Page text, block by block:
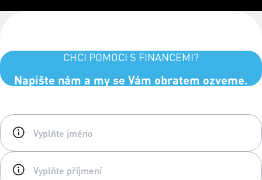
CHCI POMOCI S FINANCEMI?
Napište nám a my se Vám obratem ozveme.